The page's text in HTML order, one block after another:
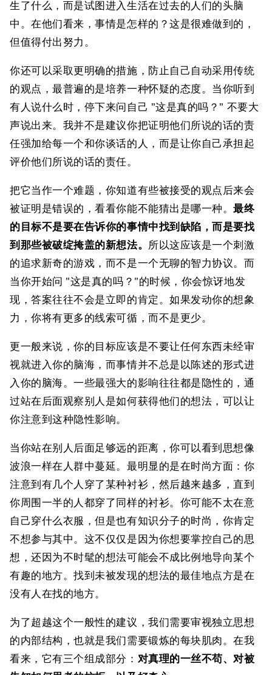
生了什么，而是试图进入生活在过去的人们的头脑
中。在他们看来，事情是怎样的？这是很难做到的，
但值得付出努力。
你还可以采取更明确的措施，防止自己自动采用传统
的观点，最普遍的是培养一种怀疑的态度。当你听到
有人说什么时，停下来问自己 "这是真的吗？" 不要大
声说出来。我并不是建议你把证明他们所说的话的责
任强加给每一个和你谈话的人，而是让你自己承担起
评价他们所说的话的责任。
把它当作一个难题，你知道有些被接受的观点后来会
被证明是错误的，看看你能不能猜出是哪一种。最终
的目标不是要在告诉你的事情中找到缺陷，而是要找
到那些被破绽掩盖的新想法。 所以这应该是一个刺激
的追求新奇的游戏，而不是一个无聊的智力协议。而
当你开始问 "这是真的吗？"的时候，你会惊讶地发
现，答案往往不会是立即的肯定。如果发动你的想象
力，你将有更多的线索可循，而不是更少。
更一般来说，你的目标应该是不要让任何东西未经审
视就进入你的脑海，而事情并不总是以陈述的形式进
入你的脑海。一些最强大的影响往往都是隐性的，通
过站在后面观察别人是如何获得他们的想法，可以让
你注意到这种隐性影响。
当你站在别人后面足够远的距离，你可以看到思想像
波浪一样在人群中蔓延。最明显的是在时尚方面：你
注意到有几个人穿了某种衬衫，然后越来越多，直到
你周围一半的人都穿了同样的衬衫。你可能不太在意
自己穿什么衣服，但是也有知识分子的时尚，你肯定
不想参与其中。这不仅仅是因为你想要掌控自己的思
想，还因为不时髦的想法可能会不成比例地导向某个
有趣的地方。找到未被发现的想法的最佳地点方是在
没有人在找的地方。
为了超越这个一般性的建议，我们需要审视独立思想
的内部结构，也就是我们需要锻炼的每块肌肉。在我
看来，它有三个组成部分： 对真理的一丝不苟、对被